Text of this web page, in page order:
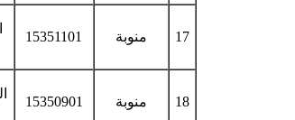
17 منوبة 15351101
18 منوبة 15350901